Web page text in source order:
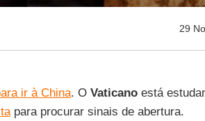
29
ir à China. O Vaticanoestá
para procurar sinais de abertura.